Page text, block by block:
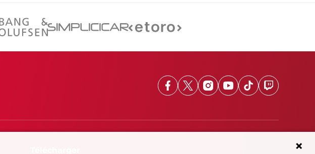
Facebook
X Instagram
Youtube
TikTokTwitch